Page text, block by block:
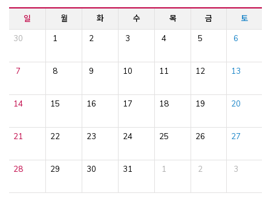
일 월 화 수 목 금 토
30 1 2 3 4 5 6
7 8 9 10 11 12 13
14 15 16 17 18 19 20
21 22 23 24 25 26 27
28 29 30 31 1 2 3